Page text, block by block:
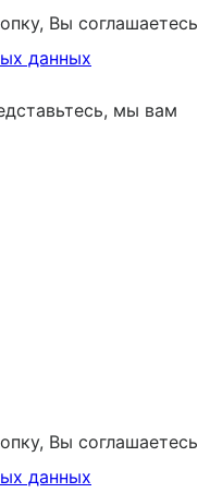
Вы соглашаетесь
данных
мы вам
Вы соглашаетесь
данных